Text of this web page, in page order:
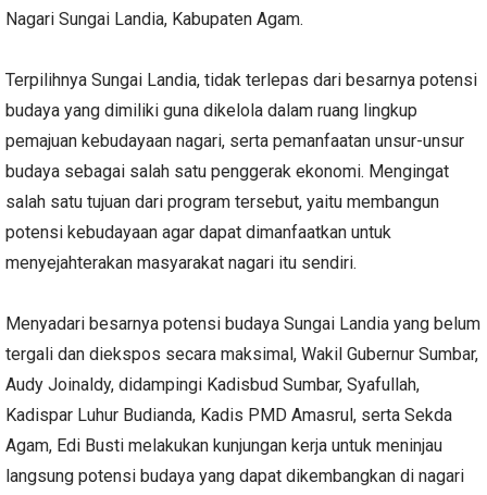
Nagari Sungai Landia, Kabupaten Agam.
Terpilihnya Sungai Landia, tidak terlepas dari besarnya potensi
budaya yang dimiliki guna dikelola dalam ruang lingkup
pemajuan kebudayaan nagari, serta pemanfaatan unsur-unsur
budaya sebagai salah satu penggerak ekonomi. Mengingat
salah satu tujuan dari program tersebut, yaitu membangun
potensi kebudayaan agar dapat dimanfaatkan untuk
menyejahterakan masyarakat nagari itu sendiri.
Menyadari besarnya potensi budaya Sungai Landia yang belum
tergali dan diekspos secara maksimal, Wakil Gubernur Sumbar,
Audy Joinaldy, didampingi Kadisbud Sumbar, Syafullah,
Kadispar Luhur Budianda, Kadis PMD Amasrul, serta Sekda
Agam, Edi Busti melakukan kunjungan kerja untuk meninjau
langsung potensi budaya yang dapat dikembangkan di nagari